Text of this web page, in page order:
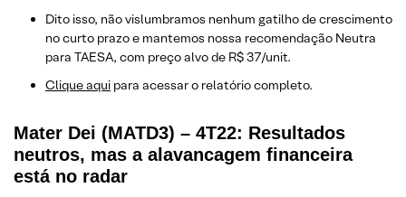
Dito isso, não vislumbramos nenhum gatilho de crescimento
no curto prazo e mantemos nossa recomendação Neutra
para TAESA, com preço alvo de R$ 37/unit.
Clique aqui para acessar o relatório completo.
Mater Dei (MATD3) – 4T22: Resultados
neutros, mas a alavancagem financeira
está no radar